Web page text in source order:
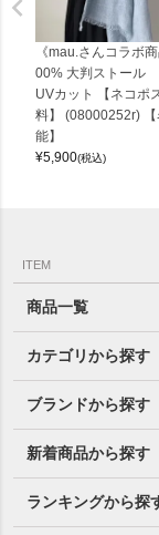
《mau.さんコラボ
00% 大判ストール
UVカット 【ネコポ
料】 (08000252r)
能】
¥5,900(税込)
ITEM
商品一覧
カテゴリから探す
ブランドから探す
新着商品から探す
ランキングから探